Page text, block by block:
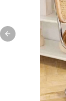
Previous slide